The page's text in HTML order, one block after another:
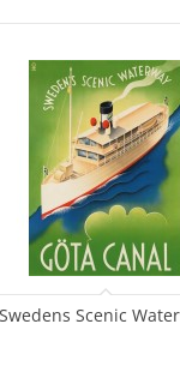
Scenic